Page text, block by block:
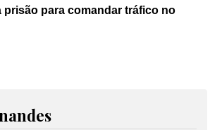
prisão para comandar tráfico no